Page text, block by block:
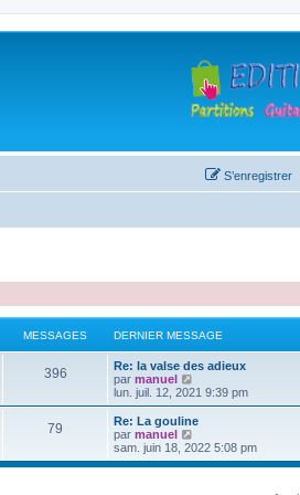
S’enregistrer
MESSAGES DERNIER MESSAGE
396M
s
D
e
r
n
i
e
r
e
Re: la valse des adieux
par manuel
o
i
r
e
e
lun. juil. 12, 2021 9:39 pm
79
D
e
r
n
Re: La gouline
par manuel
o
i
sam. juin 18, 2022 5:08 pm